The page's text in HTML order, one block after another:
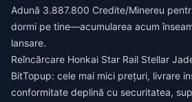
Adună 3.887.800 Credite/Minereu
dormi pe tine—acumularea acum
lansare.
Reîncărcare Honkai Star Rail Stellar
BitTopup: cele mai mici prețuri, livrare
conformitate deplină cu securitatea,